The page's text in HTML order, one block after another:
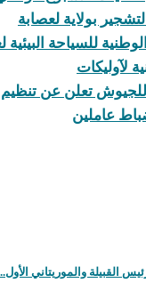
بولاية لعصابة
لآوليكات
للجيوش تعلن عن
عاملين
القبيلة والموريتاني